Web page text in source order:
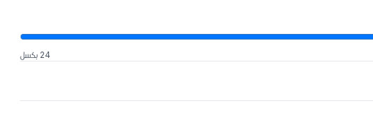
24 بكسل